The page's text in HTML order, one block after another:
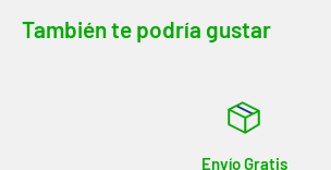
También te podría gustar